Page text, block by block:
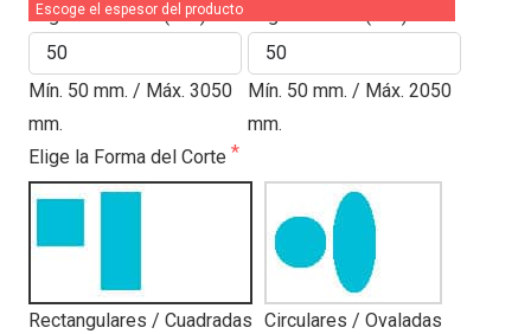
Escoge el espesor del producto
Elige la Anchura (mm)
Mín. 50 mm. / Máx. 3050
mm.
Mín. 50 mm. / Máx. 2050
mm.
Elige la Forma del Corte
Rectangulares / Cuadradas Circulares / Ovaladas